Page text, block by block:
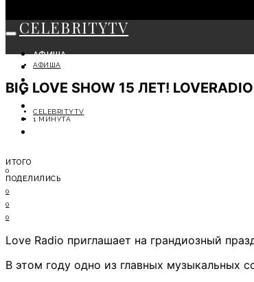
CELEBRITYTV
АФИША
СОБЫТИЯ
КРАСОТА
МОДА
ЛИЧНОСТЬ
ОТДЫХ
АФИША
BIG LOVE SHOW 15 ЛЕТ!
CELEBRITYTV
1 МИНУТА
ИТОГО
0
ПОДЕЛИЛИСЬ
0
0
0
Love Radio приглашает на грандиозный
В этом году одно из главных музыкальных